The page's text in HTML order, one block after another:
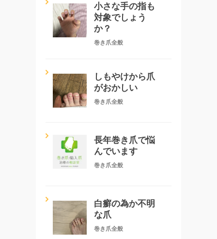
小さな手の指も
対象でしょう
か？
巻き爪全般
しもやけから爪
がおかしい
巻き爪全般
長年巻き爪で悩
んでいます
巻き爪全般
白癬の為か不明
な爪
巻き爪全般